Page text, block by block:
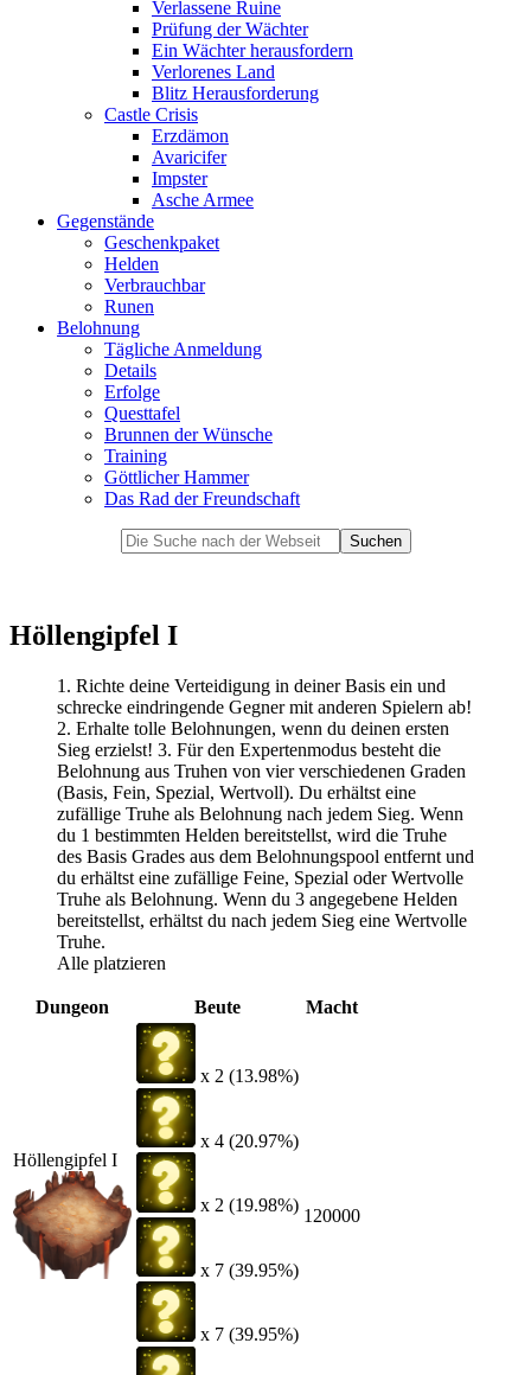
Verlassene Ruine
Prüfung der Wächter
Ein Wächter herausfordern
Verlorenes Land
Blitz Herausforderung
Castle Crisis
Erzdämon
Avaricifer
Impster
Asche Armee
Gegenstände
Geschenkpaket
Helden
Verbrauchbar
Runen
Belohnung
Tägliche Anmeldung
Details
Erfolge
Questtafel
Brunnen der Wünsche
Training
Göttlicher Hammer
Das Rad der Freundschaft
Höllengipfel I
1. Richte deine Verteidigung in deiner Basis ein und
schrecke eindringende Gegner mit anderen Spielern ab!
2. Erhalte tolle Belohnungen, wenn du deinen ersten
Sieg erzielst! 3. Für den Expertenmodus besteht die
Belohnung aus Truhen von vier verschiedenen Graden
(Basis, Fein, Spezial, Wertvoll). Du erhältst eine
zufällige Truhe als Belohnung nach jedem Sieg. Wenn
du 1 bestimmten Helden bereitstellst, wird die Truhe
des Basis Grades aus dem Belohnungspool entfernt und
du erhältst eine zufällige Feine, Spezial oder Wertvolle
Truhe als Belohnung. Wenn du 3 angegebene Helden
bereitstellst, erhältst du nach jedem Sieg eine Wertvolle
Truhe.
Alle platzieren
Dungeon Beute Macht
Höllengipfel I
x 2 (13.98%)
x 4 (20.97%)
x 2 (19.98%)
x 7 (39.95%)
x 7 (39.95%)
120000